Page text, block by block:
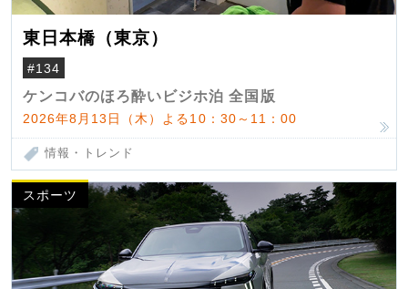
東日本橋（東京）
#134
ケンコバのほろ酔いビジホ泊 全国版
2026年8月13日（木）よる10：30～11：00
情報・トレンド
スポーツ